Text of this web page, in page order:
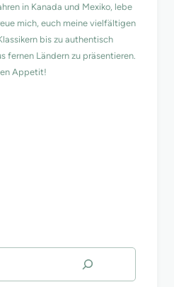
in Kanada und Mexiko, lebe
mich, euch meine vielfältigen
bis zu authentisch
fernen Ländern zu präsentieren.
Appetit!